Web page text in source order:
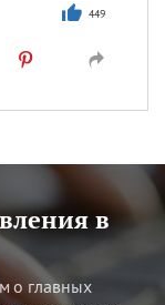
449
в
о главных